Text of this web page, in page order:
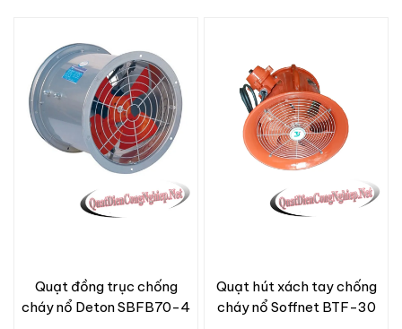
Quạt đồng trục chống
cháy nổ Deton SBFB70-4
Quạt hút xách tay chống
cháy nổ Soffnet BTF-30